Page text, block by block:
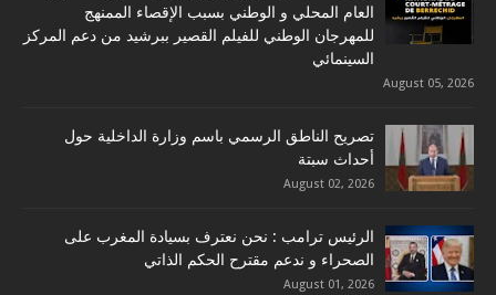
العام المحلي و الوطني بسبب الإقصاء الممنهج
للمهرجان الوطني للفيلم القصير ببرشيد من دعم المركز
السينمائي
August 05, 2026
تصريح الناطق الرسمي باسم وزارة الداخلية حول
أحداث سبتة
August 02, 2026
الرئيس ترامب : نحن نعترف بسيادة المغرب على
الصحراء و ندعم مقترح الحكم الذاتي
August 01, 2026